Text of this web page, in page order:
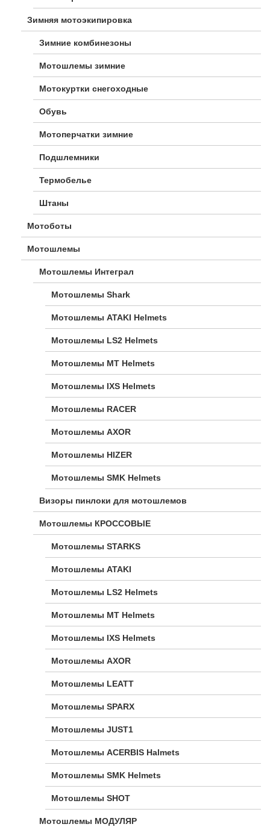
Зимняя мотоэкипировка
Зимние комбинезоны
Мотошлемы зимние
Мотокуртки снегоходные
Обувь
Мотоперчатки зимние
Подшлемники
Термобелье
Штаны
Мотоботы
Мотошлемы
Мотошлемы Интеграл
Мотошлемы Shark
Мотошлемы ATAKI Helmets
Мотошлемы LS2 Helmets
Мотошлемы MT Helmets
Мотошлемы IXS Helmets
Мотошлемы RACER
Мотошлемы AXOR
Мотошлемы HIZER
Мотошлемы SMK Helmets
Визоры пинлоки для мотошлемов
Мотошлемы КРОССОВЫЕ
Мотошлемы STARKS
Мотошлемы ATAKI
Мотошлемы LS2 Helmets
Мотошлемы MT Helmets
Мотошлемы IXS Helmets
Мотошлемы AXOR
Мотошлемы LEATT
Мотошлемы SPARX
Мотошлемы JUST1
Мотошлемы ACERBIS Halmets
Мотошлемы SMK Helmets
Мотошлемы SHOT
Мотошлемы МОДУЛЯР